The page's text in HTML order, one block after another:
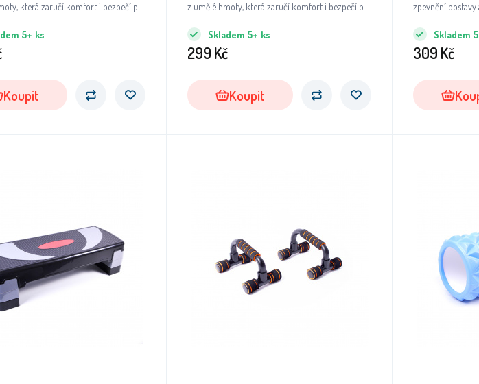
která zaručí komfort i bezpečí při
5+ ks
Koupit
z umělé hmoty, která zaručí komfort i bezpečí při
Skladem 5+ ks
299 Kč
Koupit
zpevnění
Skladem
309 Kč